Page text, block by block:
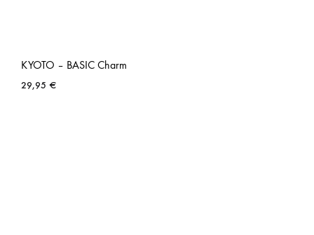
KYOTO – BASIC Charm
29,95 €